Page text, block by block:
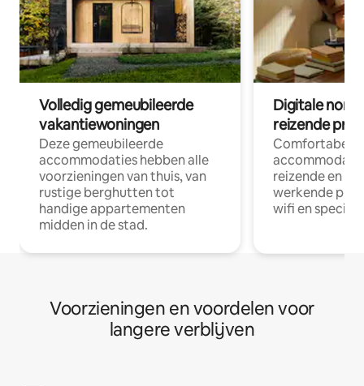
Volledig gemeubileerde
vakantiewoningen
Deze gemeubileerde
accommodaties hebben alle
voorzieningen van thuis, van
rustige berghutten tot
handige appartementen
midden in de stad.
Digitale
reizende
Comfortabele
reizende en
werkende
wifi en
Voorzieningen en voordelen voor
langere verblijven